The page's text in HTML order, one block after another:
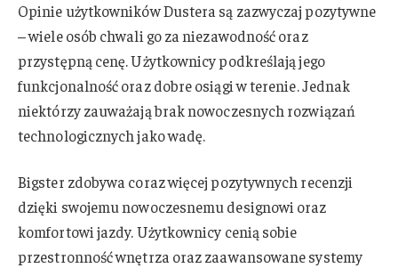
Opinie użytkowników Dustera są zazwyczaj pozytywne
– wiele osób chwali go za niezawodność oraz
przystępną cenę. Użytkownicy podkreślają jego
funkcjonalność oraz dobre osiągi w terenie. Jednak
niektórzy zauważają brak nowoczesnych rozwiązań
technologicznych jako wadę.
Bigster zdobywa coraz więcej pozytywnych recenzji
dzięki swojemu nowoczesnemu designowi oraz
komfortowi jazdy. Użytkownicy cenią sobie
przestronność wnętrza oraz zaawansowane systemy